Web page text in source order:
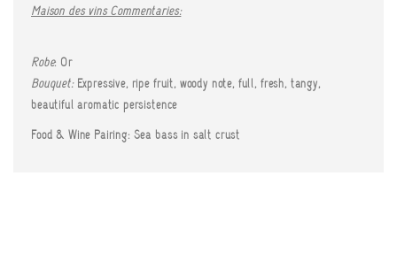
Maison des vins Commentaries:
Robe: Or
Bouquet: Expressive, ripe fruit, woody note, full, fresh, tangy,
beautiful aromatic persistence
Food & Wine Pairing: Sea bass in salt crust